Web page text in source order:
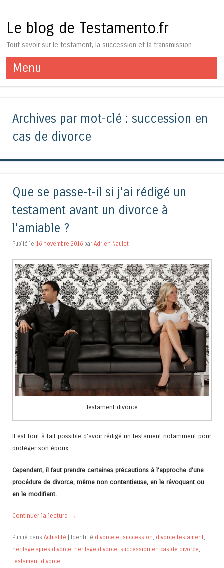
Le blog de Testamento.fr
Tout savoir sur le testament, la succession et la transmission
Menu
Aller au contenu
Archives par mot-clé : succession en
cas de divorce
Que se passe-t-il si j’ai rédigé un
testament avant un divorce à
l’amiable ?
Publié le 16 novembre 2016 par Adrien Naulet
Testament divorce
Il est tout à fait possible d’avoir rédigé un testament notamment pour
protéger son époux.
Cependant, il faut prendre certaines précautions à l’approche d’une
procédure de divorce, même non contentieuse, en le révoquant ou
en le modifiant.
Continuer la lecture →
Publié dans Actualité Identifié divorce et succession, divorce testament,
heritage apres divorce, heritage divorce, succession en cas de divorce,
testament divorce